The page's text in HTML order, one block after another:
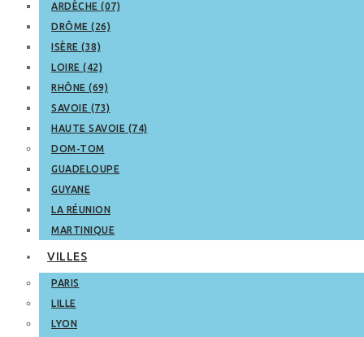
ARDÈCHE (07)
DRÔME (26)
ISÈRE (38)
LOIRE (42)
RHÔNE (69)
SAVOIE (73)
HAUTE SAVOIE (74)
DOM-TOM
GUADELOUPE
GUYANE
LA RÉUNION
MARTINIQUE
VILLES
PARIS
LILLE
LYON